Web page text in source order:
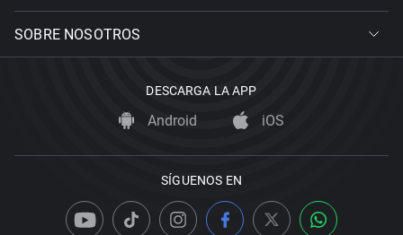
SOBRE NOSOTROS
DESCARGA LA APP
Android iOS
SÍGUENOS EN